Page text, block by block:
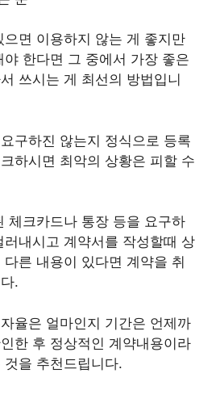
면 이용하지 않는 게 좋지만
한다면 그 중에서 가장 좋은
쓰시는 게 최선의 방법입니
구하진 않는지 정식으로 등록
하시면 최악의 상황은 피할 수
체크카드나 통장 등을 요구하
내시고 계약서를 작성할때 상
른 내용이 있다면 계약을 취
.
율은 얼마인지 기간은 언제까
한 후 정상적인 계약내용이라
을 추천드립니다.